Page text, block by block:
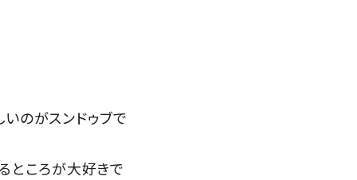
のがスンドゥブで
ところが大好きで